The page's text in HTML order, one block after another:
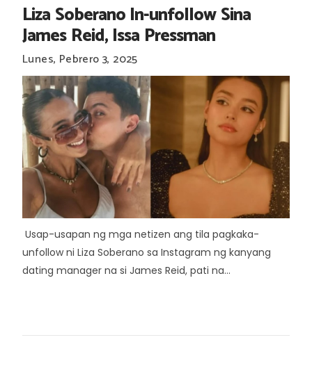
Liza Soberano In-unfollow Sina
James Reid, Issa Pressman
Lunes, Pebrero 3, 2025
Usap-usapan ng mga netizen ang tila pagkaka-
unfollow ni Liza Soberano sa Instagram ng kanyang
dating manager na si James Reid, pati na...